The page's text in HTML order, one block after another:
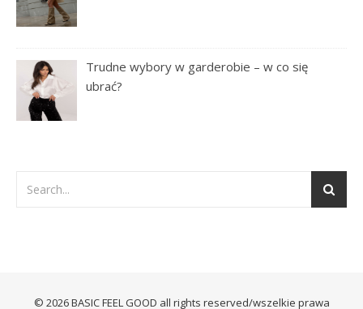
Trudne wybory w garderobie – w co się
ubrać?
© 2026 BASIC FEEL GOOD all rights reserved/wszelkie prawa